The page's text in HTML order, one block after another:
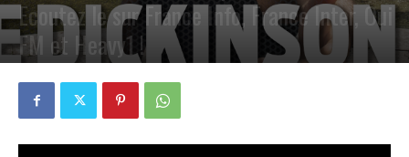
Ecoutez le sur France Info, France Inter, Oui
FM et Heavy1 !